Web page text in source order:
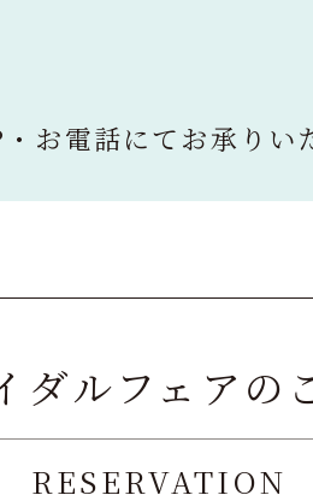
お電話にてお承りい
ダルフェアの
RESERVATION